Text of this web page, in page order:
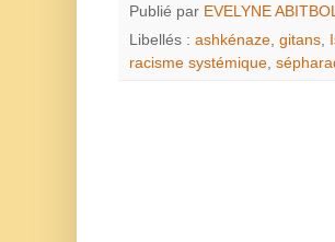
Publié par EVELYNE ABITBOL
Libellés : ashkénaze, gitans,
racisme systémique,